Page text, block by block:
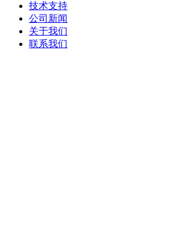
技术支持
公司新闻
关于我们
联系我们